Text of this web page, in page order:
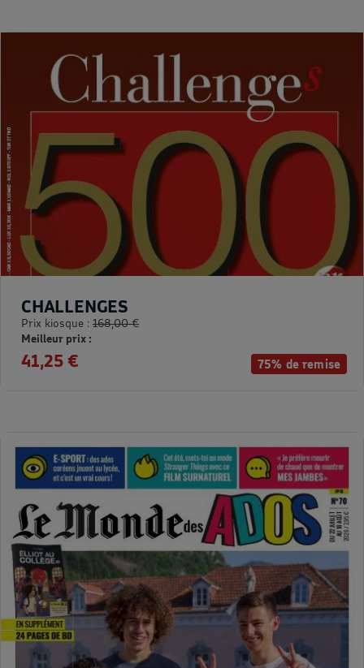
75% de remise
CHALLENGES
Prix kiosque : 168,00 €
Meilleur prix :
41,25 €